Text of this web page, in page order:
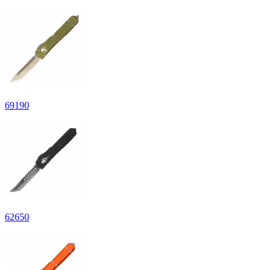
69190
62650